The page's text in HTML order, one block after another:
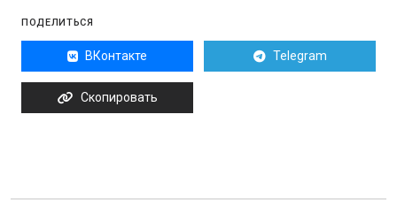
ПОДЕЛИТЬСЯ
ВКонтакте Telegram
Скопировать